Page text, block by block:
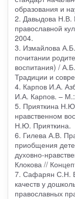
образования и
2. Давыдова Н.В.
православной
2004.
3. Измайлова
почитании
воспитания) /
Традиции и
4. Карпов И.А.
И.А. Карпов. –
5. Прияткина
нравственном
Н.Ю. Прияткина.
6. Гилева А.В.
приобщения
духовно-
Клокова //
7. Сафарян С.Н.
качеств у
православных